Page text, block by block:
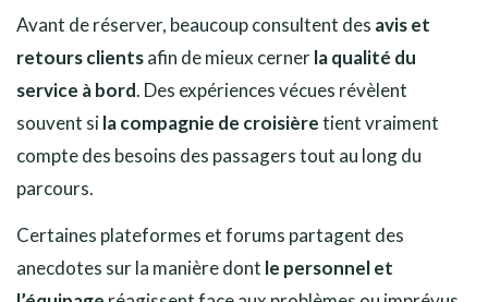
Avant de réserver, beaucoup consultent des avis et
retours clientsafin de mieux cernerla qualité du
service à bord. Des expériences vécues révèlent
souvent sila compagnie de croisièretient vraiment
compte des besoins des passagers tout au long du
parcours.
Certaines plateformes et forums partagent des
anecdotes sur la manière dont le personnel et